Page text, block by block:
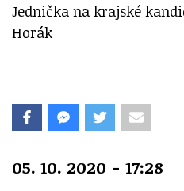
Ostatní
Jednička na krajské
Horák
05. 10. 2020 - 17:28